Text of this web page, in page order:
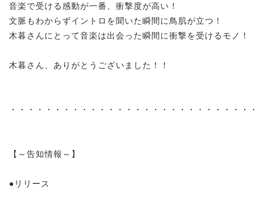
音楽で受ける感動が一番、衝撃度が高い！
文脈もわからずイントロを聞いた瞬間に鳥肌が立つ！
木暮さんにとって音楽は出会った瞬間に衝撃を受けるモノ！
木暮さん、ありがとうございました！！
・・・・・・・・・・・・・・・・・・・・・・・・・・・・
【～告知情報～】
●リリース